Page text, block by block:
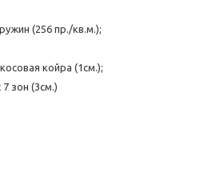
(256 пр./кв.м.);
койра (1см.);
зон (3см.)